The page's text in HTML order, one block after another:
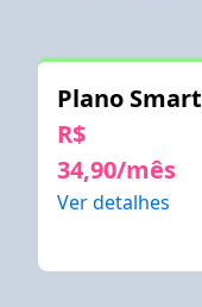
Plano Smart
R$
34,90/mês
Ver detalhes